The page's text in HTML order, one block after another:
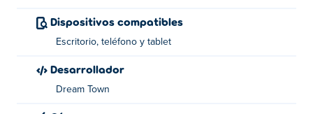
Dispositivos compatibles
Escritorio, teléfono y tablet
Desarrollador
Dream Town